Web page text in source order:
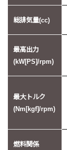
総排気量(cc)
最高出力
(kW[PS]/rpm)
最大トルク
(Nm[kgf]/rpm)
燃料関係